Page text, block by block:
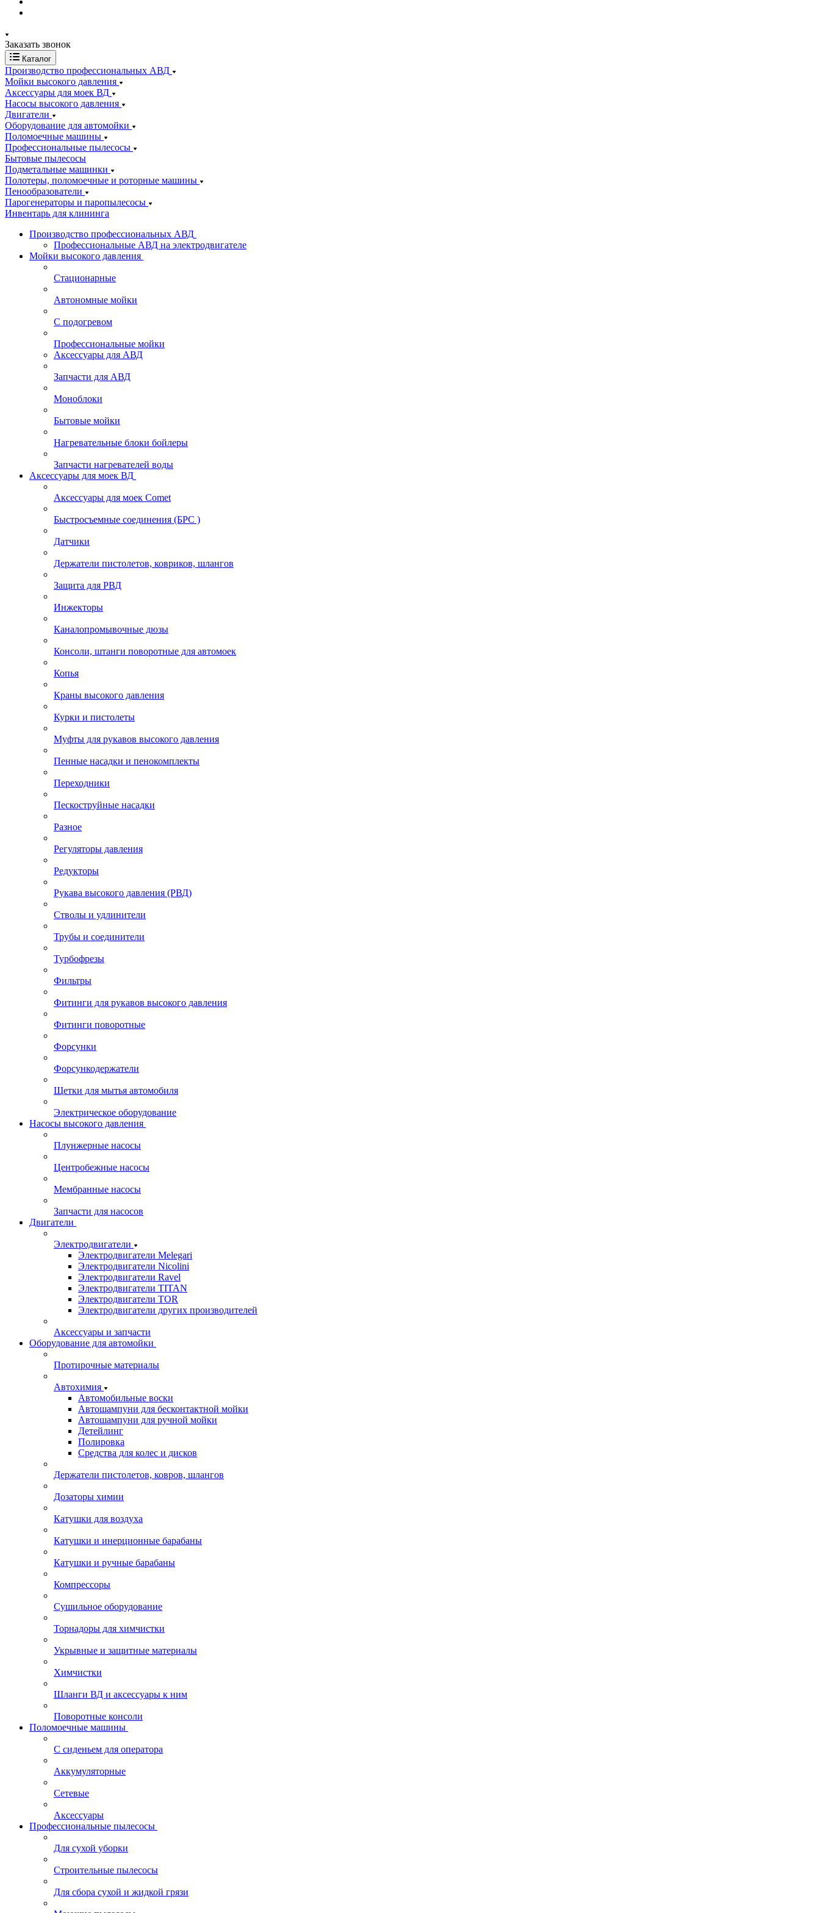
Заказать звонок
Каталог
Производство профессиональных АВД
Мойки высокого давления
Аксессуары для моек ВД
Насосы высокого давления
Двигатели
Оборудование для автомойки
Поломоечные машины
Профессиональные пылесосы
Бытовые пылесосы
Подметальные машинки
Полотеры, поломоечные и роторные машины
Пенообразователи
Парогенераторы и паропылесосы
Инвентарь для клининга
Производство профессиональных АВД
Профессиональные АВД на электродвигателе
Мойки высокого давления
Стационарные
Автономные мойки
С подогревом
Профессиональные мойки
Аксессуары для АВД
Запчасти для АВД
Моноблоки
Бытовые мойки
Нагревательные блоки бойлеры
Запчасти нагревателей воды
Аксессуары для моек ВД
Аксессуары для моек Comet
Быстросъемные соединения (БРС )
Датчики
Держатели пистолетов, ковриков, шлангов
Защита для РВД
Инжекторы
Каналопромывочные дюзы
Консоли, штанги поворотные для автомоек
Копья
Краны высокого давления
Курки и пистолеты
Муфты для рукавов высокого давления
Пенные насадки и пенокомплекты
Переходники
Пескоструйные насадки
Разное
Регуляторы давления
Редукторы
Рукава высокого давления (РВД)
Стволы и удлинители
Трубы и соединители
Турбофрезы
Фильтры
Фитинги для рукавов высокого давления
Фитинги поворотные
Форсунки
Форсункодержатели
Щетки для мытья автомобиля
Электрическое оборудование
Насосы высокого давления
Плунжерные насосы
Центробежные насосы
Мембранные насосы
Запчасти для насосов
Двигатели
Электродвигатели
Электродвигатели Melegari
Электродвигатели Nicolini
Электродвигатели Ravel
Электродвигатели TITAN
Электродвигатели TOR
Электродвигатели других производителей
Аксессуары и запчасти
Оборудование для автомойки
Протирочные материалы
Автохимия
Автомобильные воски
Автошампуни для бесконтактной мойки
Автошампуни для ручной мойки
Детейлинг
Полировка
Средства для колес и дисков
Держатели пистолетов, ковров, шлангов
Дозаторы химии
Катушки для воздуха
Катушки и инерционные барабаны
Катушки и ручные барабаны
Компрессоры
Сушильное оборудование
Торнадоры для химчистки
Укрывные и защитные материалы
Химчистки
Шланги ВД и аксессуары к ним
Поворотные консоли
Поломоечные машины
С сиденьем для оператора
Аккумуляторные
Сетевые
Аксессуары
Профессиональные пылесосы
Для сухой уборки
Строительные пылесосы
Для сбора сухой и жидкой грязи